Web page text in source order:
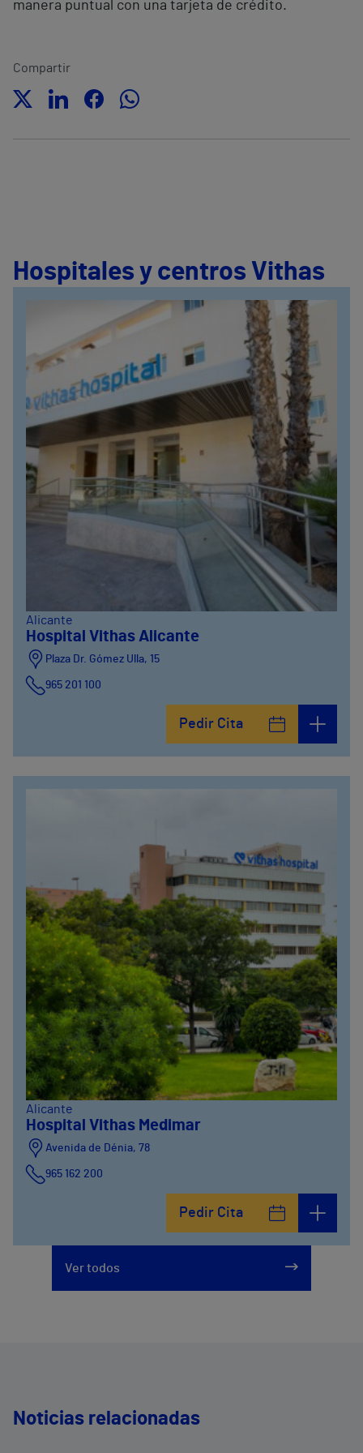
manera puntual con una tarjeta de crédito.
Compartir
Hospitales y centros Vithas
Alicante
Hospital Vithas Alicante
Plaza Dr. Gómez Ulla, 15
965 201 100
Pedir Cita
Alicante
Hospital Vithas Medimar
Avenida de Dénia, 78
965 162 200
Pedir Cita
Ver todos
Noticias relacionadas